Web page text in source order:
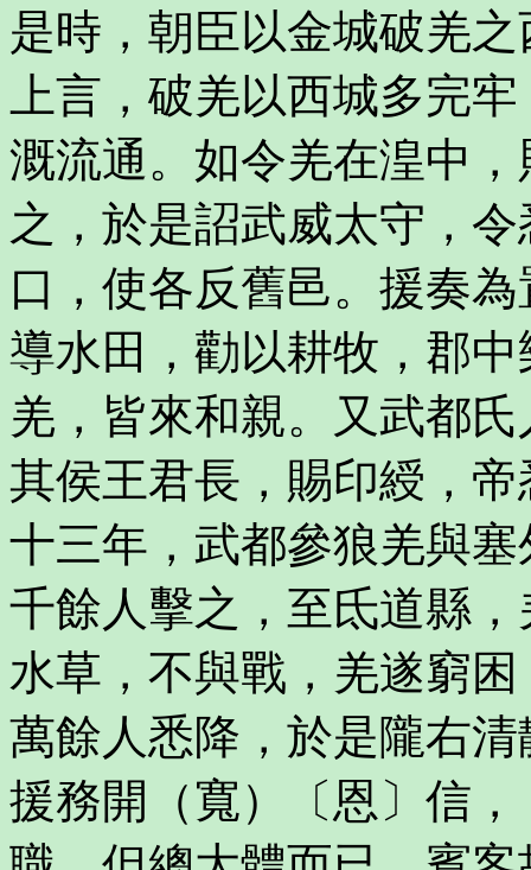
是時，朝臣以金城破羌
上言，破羌以西城多完
溉流通。如令羌在湟中
之，於是詔武威太守，
口，使各反舊邑。援奏
導水田，勸以耕牧，郡
羌，皆來和親。又武都
其侯王君長，賜印綬，
十三年，武都參狼羌與
千餘人擊之，至氐道縣
水草，不與戰，羌遂窮
萬餘人悉降，於是隴右清
援務開（寬）〔恩〕信